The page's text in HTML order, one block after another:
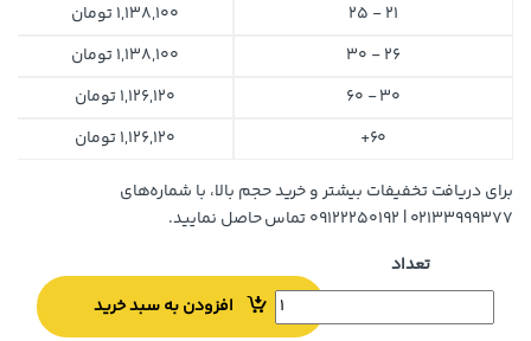
21 - 25
1,138,100تومان
26 - 30
1,138,100تومان
30 - 60
1,126,120تومان
60+
1,126,120تومان
برای دریافت تخفیفات بیشتر و خرید حجم بالا، با شماره‌های
۰۲۱۳۳۹۹۹۳۷۷ | ۰۹۱۲۲۲۵۰۱۹۲ تماس حاصل نمایید.
تعداد
افزودن به سبد خرید